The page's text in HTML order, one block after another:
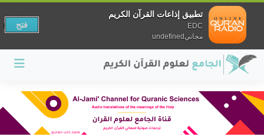
تطبيق إذاعات القرآن الكريم
EDC
مجانيundefined
فتح